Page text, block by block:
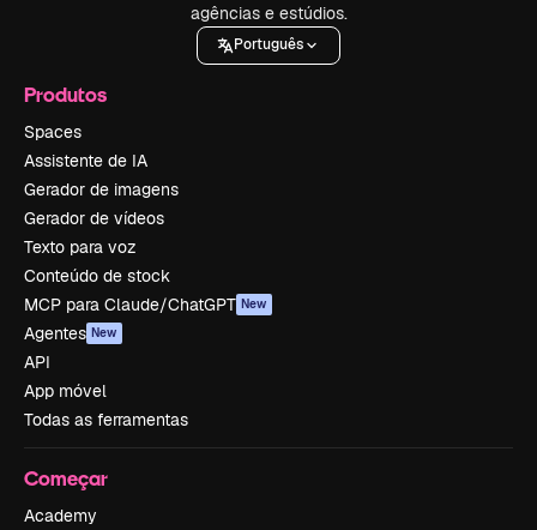
agências e estúdios.
Português
Produtos
Spaces
Assistente de IA
Gerador de imagens
Gerador de vídeos
Texto para voz
Conteúdo de stock
MCP para Claude/ChatGPT New
Agentes New
API
App móvel
Todas as ferramentas
Começar
Academy